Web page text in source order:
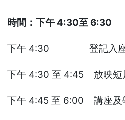
時間：下午 4:30至 6:30
下午 4:30 登記入
下午 4:30 至 4:45 放映短
下午 4:45 至 6:00 講座及